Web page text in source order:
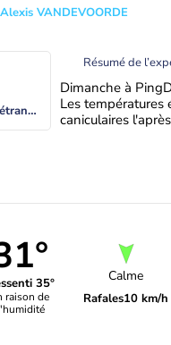
Alexis VANDEVOORDE
Actualités Météo à l'étranger
Résumé de
Dimanche à
Les températures
caniculaires
35°
raison de
Calme
Rafales10 km/h